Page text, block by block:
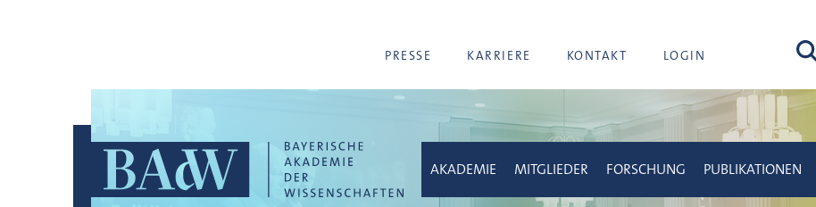
PRESSE KARRIERE KONTAKT LOGIN Suche
AKADEMIE MITGLIEDER FORSCHUNG PUBLIKATIONEN